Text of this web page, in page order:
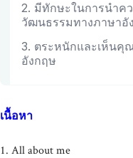
2. มีทักษะในการนำค
วัฒนธรรมทางภาษาอั
3. ตระหนักและเห็นคุ
อังกฤษ
เนื้อหา
1. All about me